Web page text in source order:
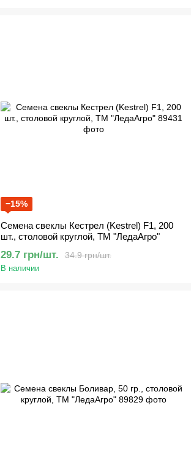
−15%
Семена свеклы Кестрел (Kestrel) F1, 200
шт., столовой круглой, ТМ "ЛедаАгро"
34.9 грн/шт.
29.7 грн/шт.
В наличии